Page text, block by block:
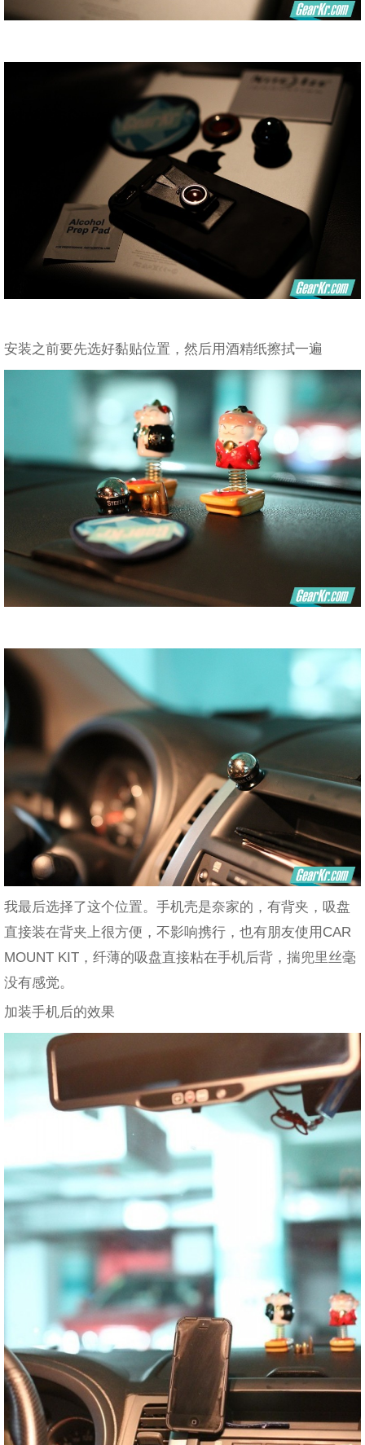
安装之前要先选好黏贴位置，然后用酒精纸擦拭一遍
我最后选择了这个位置。手机壳是奈家的，有背夹，吸盘
直接装在背夹上很方便，不影响携行，也有朋友使用CAR
MOUNT KIT，纤薄的吸盘直接粘在手机后背，揣兜里丝毫
没有感觉。
加装手机后的效果